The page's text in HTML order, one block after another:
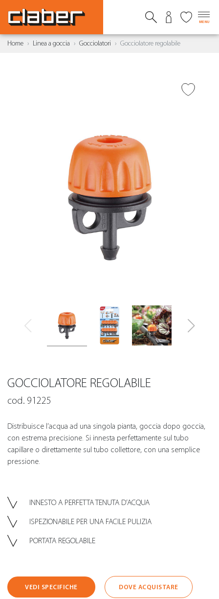
MENU
Home Linea a goccia Gocciolatori Gocciolatore regolabile
GOCCIOLATORE REGOLABILE
cod. 91225
Distribuisce l’acqua ad una singola pianta, goccia dopo goccia,
con estrema precisione. Si innesta perfettamente sul tubo
capillare o direttamente sul tubo collettore, con una semplice
pressione.
INNESTO A PERFETTA TENUTA D’ACQUA
ISPEZIONABILE PER UNA FACILE PULIZIA
PORTATA REGOLABILE
VEDI SPECIFICHE DOVE ACQUISTARE